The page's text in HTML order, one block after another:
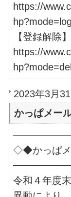
https://
【登録解除】
https://
2023年3月
かっぱメー
◇◆かっぱ
令和４年度